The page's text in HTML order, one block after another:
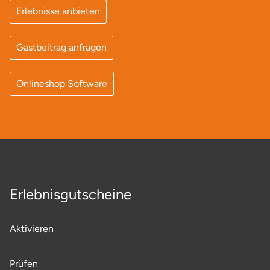
Erlebnisse anbieten
Gastbeitrag anfragen
Onlineshop Software
Erlebnisgutscheine
Aktivieren
Prüfen
Oder-Spree
Osnabrück
Passau
Pforzheim